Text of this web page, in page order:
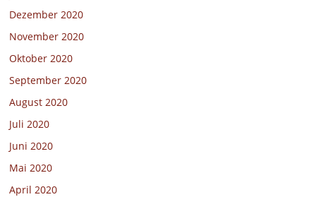
Dezember 2020
November 2020
Oktober 2020
September 2020
August 2020
Juli 2020
Juni 2020
Mai 2020
April 2020